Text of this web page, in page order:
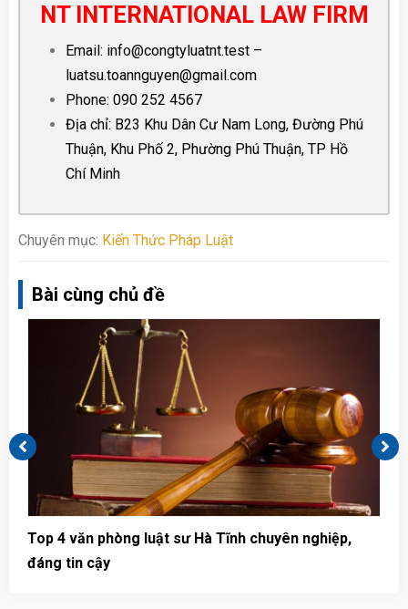
NT INTERNATIONAL LAW FIRM
Email: info@congtyluatnt.test –
luatsu.toannguyen@gmail.com
Phone: 090 252 4567
Địa chỉ: B23 Khu Dân Cư Nam Long, Đường Phú
Thuận, Khu Phố 2, Phường Phú Thuận, TP Hồ
Chí Minh
Chuyên mục: Kiến Thức Pháp Luật
Bài cùng chủ đề
Top 4 văn phòng luật sư Hà Tĩnh chuyên nghiệp,
đáng tin cậy